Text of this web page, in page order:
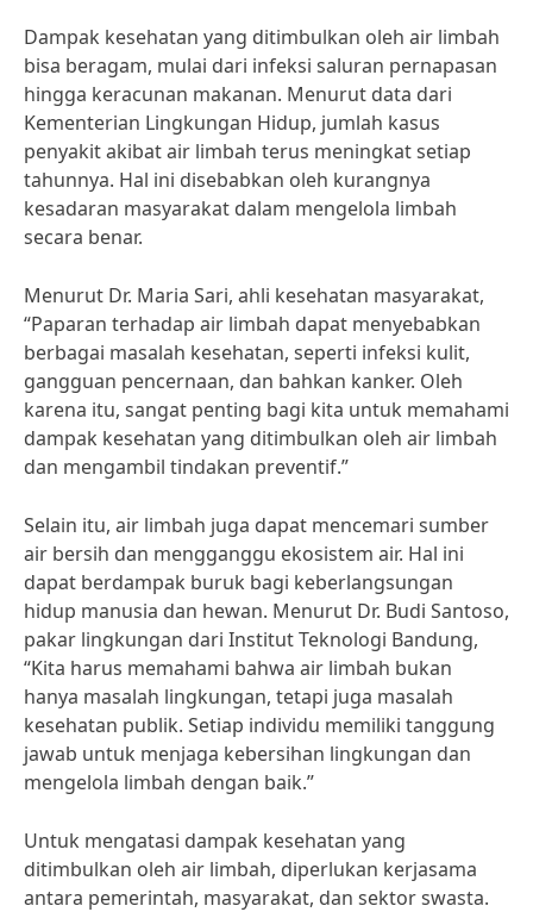
Dampak kesehatan yang ditimbulkan oleh air limbah
bisa beragam, mulai dari infeksi saluran pernapasan
hingga keracunan makanan. Menurut data dari
Kementerian Lingkungan Hidup, jumlah kasus
penyakit akibat air limbah terus meningkat setiap
tahunnya. Hal ini disebabkan oleh kurangnya
kesadaran masyarakat dalam mengelola limbah
secara benar.
Menurut Dr. Maria Sari, ahli kesehatan masyarakat,
“Paparan terhadap air limbah dapat menyebabkan
berbagai masalah kesehatan, seperti infeksi kulit,
gangguan pencernaan, dan bahkan kanker. Oleh
karena itu, sangat penting bagi kita untuk memahami
dampak kesehatan yang ditimbulkan oleh air limbah
dan mengambil tindakan preventif.”
Selain itu, air limbah juga dapat mencemari sumber
air bersih dan mengganggu ekosistem air. Hal ini
dapat berdampak buruk bagi keberlangsungan
hidup manusia dan hewan. Menurut Dr. Budi Santoso,
pakar lingkungan dari Institut Teknologi Bandung,
“Kita harus memahami bahwa air limbah bukan
hanya masalah lingkungan, tetapi juga masalah
kesehatan publik. Setiap individu memiliki tanggung
jawab untuk menjaga kebersihan lingkungan dan
mengelola limbah dengan baik.”
Untuk mengatasi dampak kesehatan yang
ditimbulkan oleh air limbah, diperlukan kerjasama
antara pemerintah, masyarakat, dan sektor swasta.